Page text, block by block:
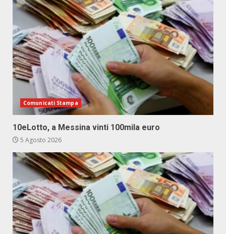
Comunicati Stampa
10eLotto, a Messina vinti 100mila euro
5 Agosto 2026